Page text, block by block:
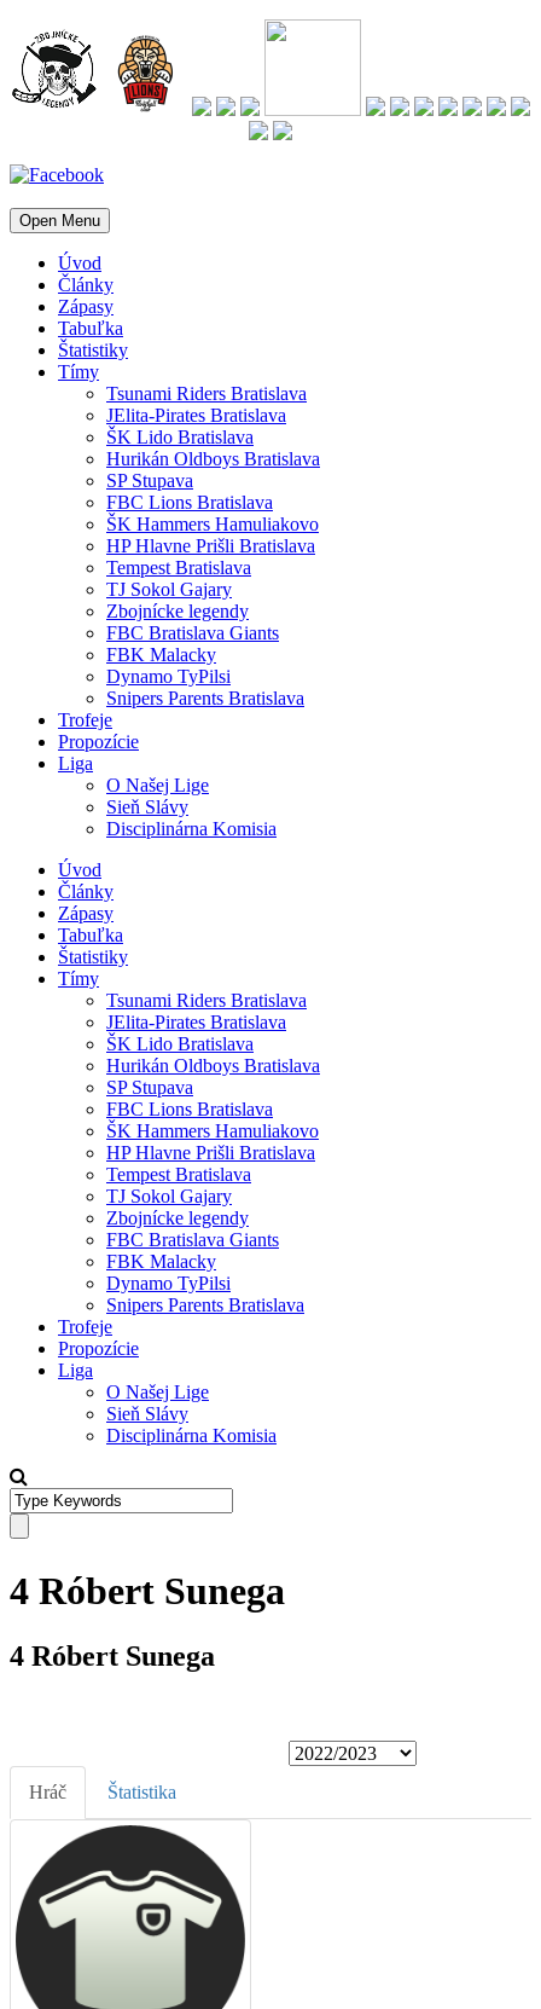
Open Menu
Úvod
Články
Zápasy
Tabuľka
Štatistiky
Tímy
Tsunami Riders Bratislava
JElita-Pirates Bratislava
ŠK Lido Bratislava
Hurikán Oldboys Bratislava
SP Stupava
FBC Lions Bratislava
ŠK Hammers Hamuliakovo
HP Hlavne Prišli Bratislava
Tempest Bratislava
TJ Sokol Gajary
Zbojnícke legendy
FBC Bratislava Giants
FBK Malacky
Dynamo TyPilsi
Snipers Parents Bratislava
Trofeje
Propozície
Liga
O Našej Lige
Sieň Slávy
Disciplinárna Komisia
Úvod
Články
Zápasy
Tabuľka
Štatistiky
Tímy
Tsunami Riders Bratislava
JElita-Pirates Bratislava
ŠK Lido Bratislava
Hurikán Oldboys Bratislava
SP Stupava
FBC Lions Bratislava
ŠK Hammers Hamuliakovo
HP Hlavne Prišli Bratislava
Tempest Bratislava
TJ Sokol Gajary
Zbojnícke legendy
FBC Bratislava Giants
FBK Malacky
Dynamo TyPilsi
Snipers Parents Bratislava
Trofeje
Propozície
Liga
O Našej Lige
Sieň Slávy
Disciplinárna Komisia
4 Róbert Sunega
4 Róbert Sunega
Hráč Štatistika